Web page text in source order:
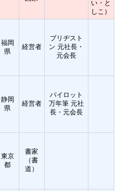
い・と
しこ）
福岡
県
経営者
ブリヂスト
ン 元社長・
元会長
静岡
県
経営者
パイロット
万年筆 元社
長・元会長
東京
都
書家
（書
道）